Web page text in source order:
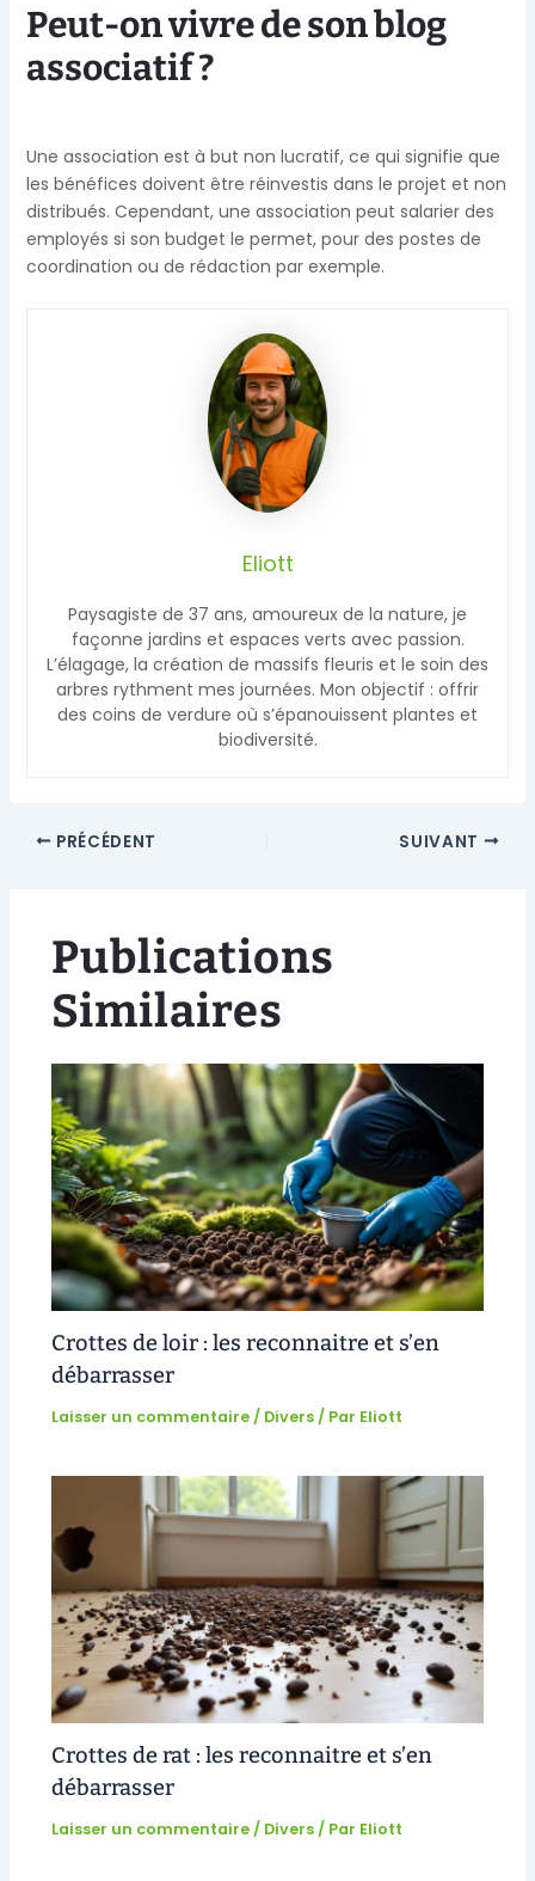
Peut-on vivre de son blog
associatif ?
Une association est à but non lucratif, ce qui signifie que
les bénéfices doivent être réinvestis dans le projet et non
distribués. Cependant, une association peut salarier des
employés si son budget le permet, pour des postes de
coordination ou de rédaction par exemple.
Eliott
Paysagiste de 37 ans, amoureux de la nature, je
façonne jardins et espaces verts avec passion.
L’élagage, la création de massifs fleuris et le soin des
arbres rythment mes journées. Mon objectif : offrir
des coins de verdure où s’épanouissent plantes et
biodiversité.
PRÉCÉDENT SUIVANT
Publications
Similaires
Crottes de loir : les reconnaitre et s’en
débarrasser
Laisser un commentaire / Divers/ Par Eliott
Crottes de rat : les reconnaitre et s’en
débarrasser
Laisser un commentaire / Divers/ Par Eliott